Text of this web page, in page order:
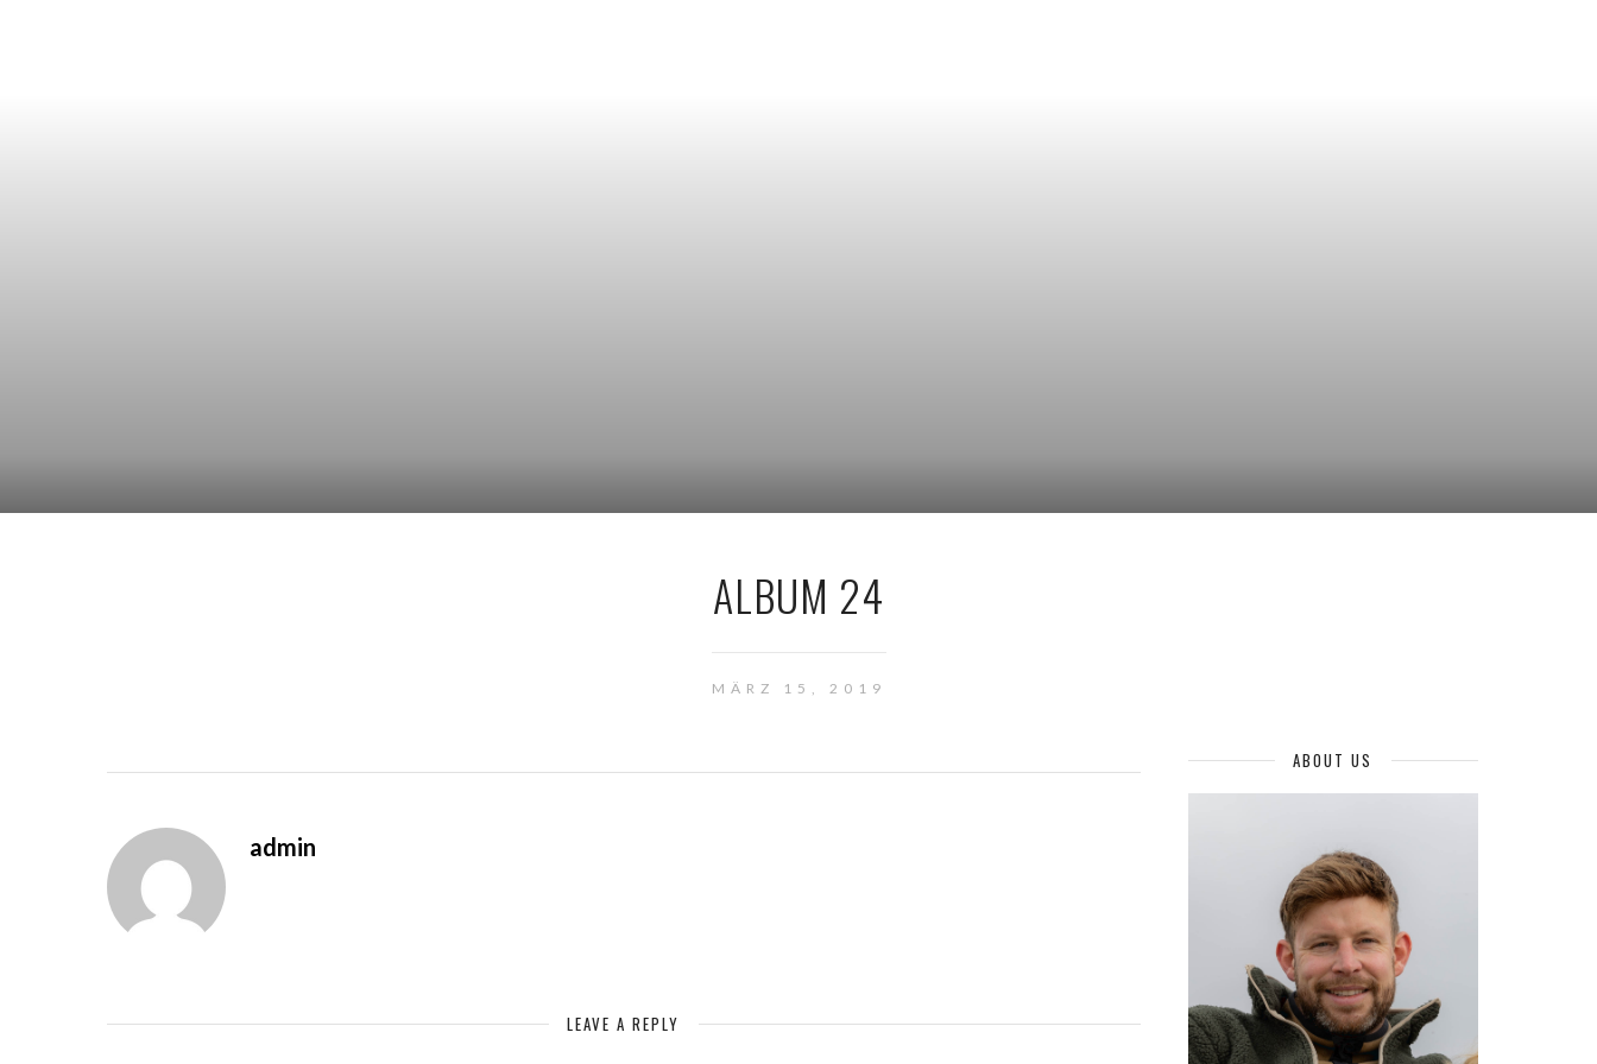
ALBUM 24
MÄRZ 15, 2019
admin
LEAVE A REPLY
ABOUT US